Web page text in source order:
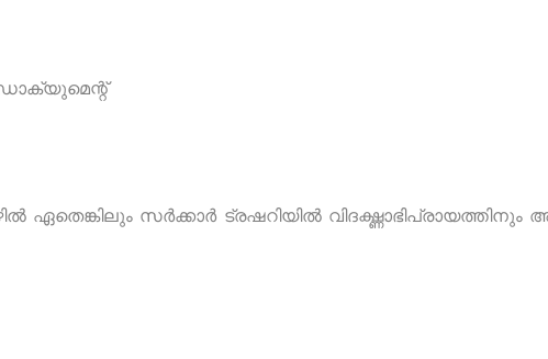
ഏതെങ്കിലും സർക്കാർ ട്രഷറിയിൽ